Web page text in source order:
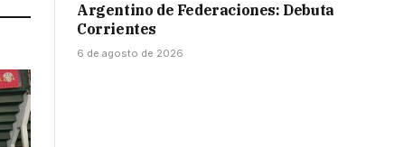
Argentino de Federaciones: Debuta
Corrientes
6 de agosto de 2026